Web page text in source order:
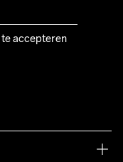
te accepteren